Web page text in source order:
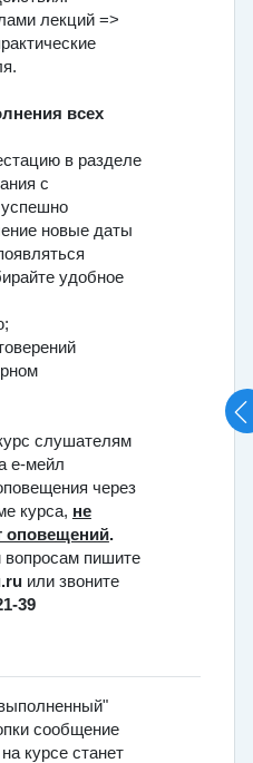
лекций =>
всех
в разделе
с
успешно
новые даты
удобное
слушателям
е-мейл
через
курса, не
оповещений.
пишите
или звоните
39
сообщение
курсе станет